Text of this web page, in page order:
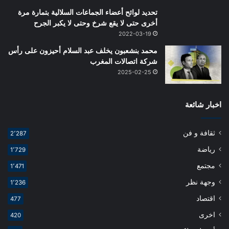
تحديد لوائح أعضاء الجماعات السلالية بتمارة مرة
أخرى حتى لا يقع شرخ وحتى لا يكبر الجرح
2022-03-19
محمد بنشعبون يخلف عبد السلام أحيزون على رأس
شركة اتصالات المغرب
2025-02-25
اخبار شائعة
ثقافة و فن 2٬287
رياضة 1٬729
مجتمع 1٬471
وجهة نظر 1٬236
اقتصاد 477
اخرى 420